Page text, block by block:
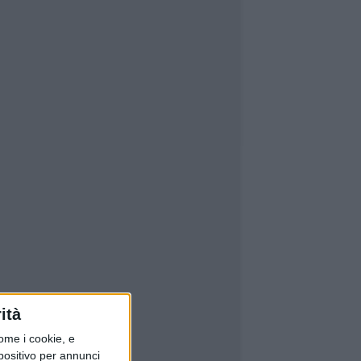
i cookie, e
per annunci